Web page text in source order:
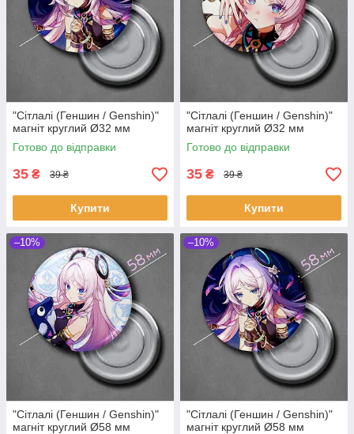
"Сітлалі (Геншин / Genshin)"
магніт круглий Ø32 мм
Готово до відправки
35 ₴ 39 ₴
Купити
"Сітлалі (Геншин / Genshin)"
магніт круглий Ø32 мм
Готово до відправки
35 ₴ 39 ₴
Купити
–10%
"Сітлалі (Геншин / Genshin)"
магніт круглий Ø58 мм
–10%
"Сітлалі (Геншин / Genshin)"
магніт круглий Ø58 мм